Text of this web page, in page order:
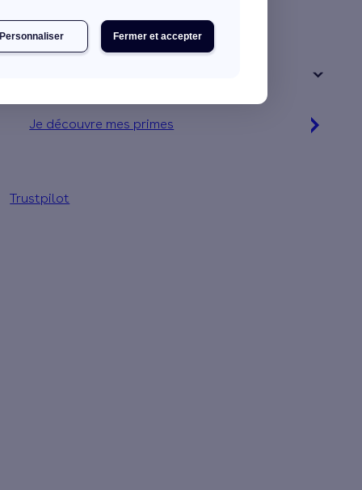
Fermer et accepter
Personnaliser
Une maison
Un appartement
Votre logement a été construit :
Je découvre mes primes
Trustpilot